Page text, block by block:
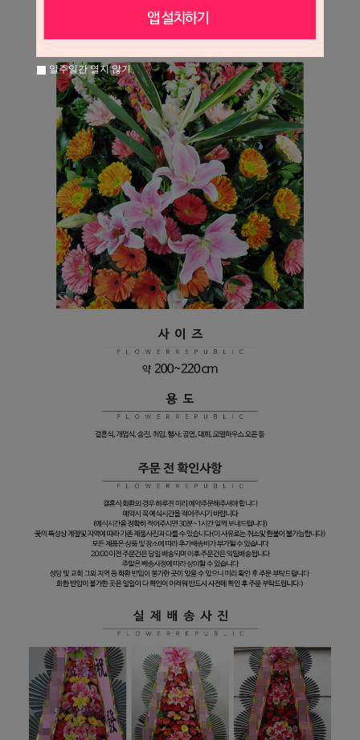
일주일간 열지 않기